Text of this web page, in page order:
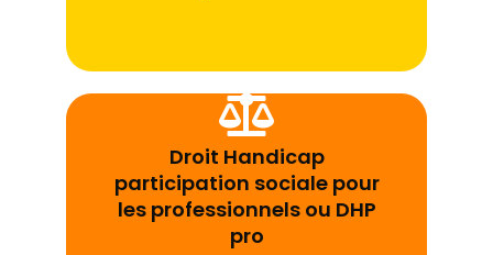
Droit Handicap
participation sociale pour
les professionnels ou DHP
pro
Droit Handicap
participation sociale pour
les professionnels ou DHP
pro